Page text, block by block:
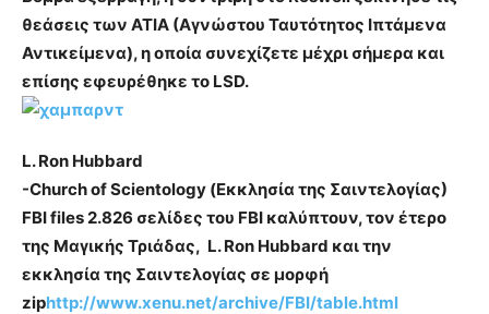
θεάσεις των ΑΤΙΑ (Αγνώστου Ταυτότητος Ιπτάμενα
Αντικείμενα), η οποία συνεχίζετε μέχρι σήμερα και
επίσης εφευρέθηκε το LSD.
L. Ron Hubbard
-Church of Scientology (Εκκλησία της Σαιντελογίας)
FBI files2.826 σελίδες του FBI καλύπτουν, τον έτερο
της Μαγικής Τριάδας, L. Ron Hubbard και την
εκκλησία της Σαιντελογίας σε μορφή
ziphttp://www.xenu.net/archive/FBI/table.html